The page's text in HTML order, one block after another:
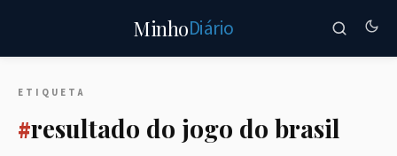
MinhoDiário
ETIQUETA
#resultado do jogo do brasil